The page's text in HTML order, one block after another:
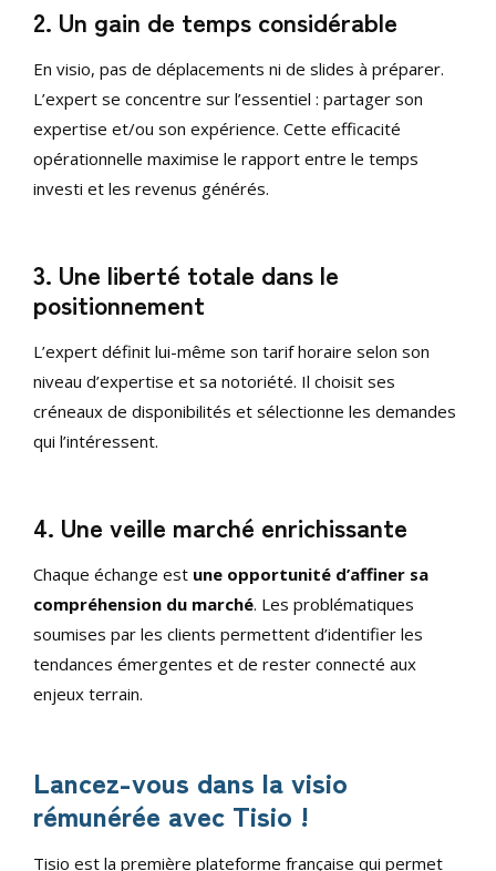
2. Un gain de temps considérable
En visio, pas de déplacements ni de slides à préparer.
L’expert se concentre sur l’essentiel : partager son
expertise et/ou son expérience. Cette efficacité
opérationnelle maximise le rapport entre le temps
investi et les revenus générés.
3. Une liberté totale dans le
positionnement
L’expert définit lui-même son tarif horaire selon son
niveau d’expertise et sa notoriété. Il choisit ses
créneaux de disponibilités et sélectionne les demandes
qui l’intéressent.
4. Une veille marché enrichissante
Chaque échange est une opportunité d’affiner sa
compréhension du marché. Les problématiques
soumises par les clients permettent d’identifier les
tendances émergentes et de rester connecté aux
enjeux terrain.
Lancez-vous dans la visio
rémunérée avec Tisio !
Tisio est la première plateforme française qui permet